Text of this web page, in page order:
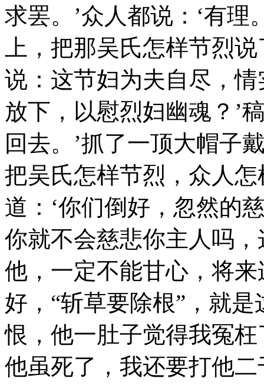
求罢。’众人都说：‘有理
上，把那吴氏怎样节烈
说：这节妇为夫自尽，
放下，以慰烈妇幽魂？’
回去。’抓了一顶大帽子
把吴氏怎样节烈，众人
道：‘你们倒好，忽然的
你就不会慈悲你主人吗
他，一定不能甘心，将
好，“斩草要除根”，就
恨，他一肚子觉得我冤
他虽死了，我还要打他